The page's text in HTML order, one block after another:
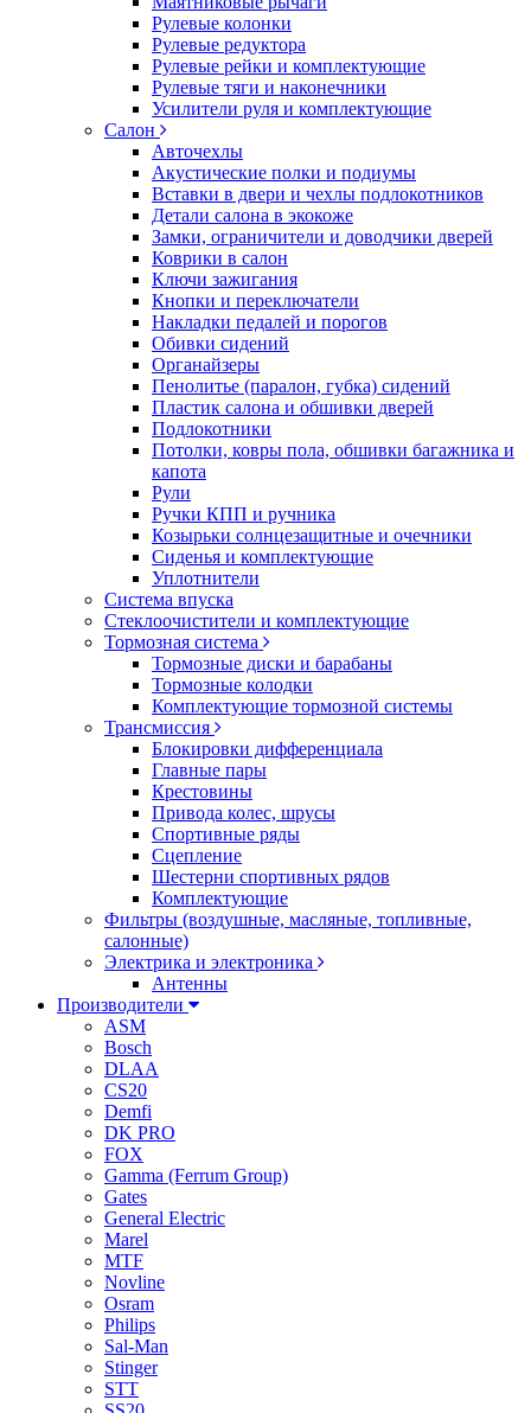
Рулевые колонки
Рулевые редуктора
Рулевые рейки и комплектующие
Рулевые тяги и наконечники
Усилители руля и комплектующие
Салон
Авточехлы
Акустические полки и подиумы
Вставки в двери и чехлы подлокотников
Детали салона в экокоже
Замки, ограничители и доводчики дверей
Коврики в салон
Ключи зажигания
Кнопки и переключатели
Накладки педалей и порогов
Обивки сидений
Органайзеры
Пенолитье (паралон, губка) сидений
Пластик салона и обшивки дверей
Подлокотники
Потолки, ковры пола, обшивки багажника и
капота
Рули
Ручки КПП и ручника
Козырьки солнцезащитные и очечники
Сиденья и комплектующие
Уплотнители
Система впуска
Стеклоочистители и комплектующие
Тормозная система
Тормозные диски и барабаны
Тормозные колодки
Комплектующие тормозной системы
Трансмиссия
Блокировки дифференциала
Главные пары
Крестовины
Привода колес, шрусы
Спортивные ряды
Сцепление
Шестерни спортивных рядов
Комплектующие
Фильтры (воздушные, масляные, топливные,
салонные)
Электрика и электроника
Антенны
Производители
ASM
Bosch
DLAA
CS20
Demfi
DK PRO
FOX
Gamma (Ferrum Group)
Gates
General Electric
Marel
MTF
Novline
Osram
Philips
Sal-Man
Stinger
STT